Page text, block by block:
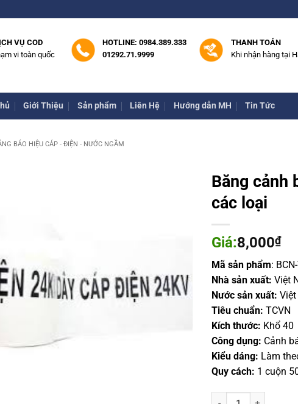
VỤ COD
vi toàn quốc
HOTLINE: 0984.389.333
01292.71.9999
THANH TOÁN
Khi nhận hàng tại
Giới Thiệu Sản phẩm Liên Hệ Hướng dẫn MH Tin Tức
BÁO HIỆU CÁP - ĐIỆN - NƯỚC NGẦM
Băng cảnh
các loại
Giá:8,000₫
Mã sản phẩm:
Nhà sản xuất: Việt
Nước sản xuất:
Tiêu chuẩn: TCVN
Kích thước: Khổ 40
Công dụng: Cảnh
Kiểu dáng: Làm
Quy cách: 1 cuộn
Băng cảnh báo cáp